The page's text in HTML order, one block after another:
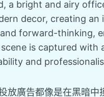
放廣告都像是在黑暗中